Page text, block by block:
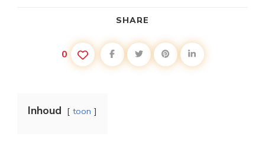
SHARE
0
Inhoud toon